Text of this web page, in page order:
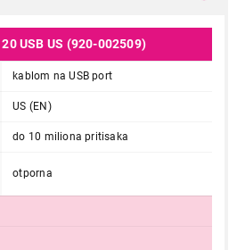
USB US (920-002509)
kablom na USB port
US (EN)
do 10 miliona pritisaka
otporna